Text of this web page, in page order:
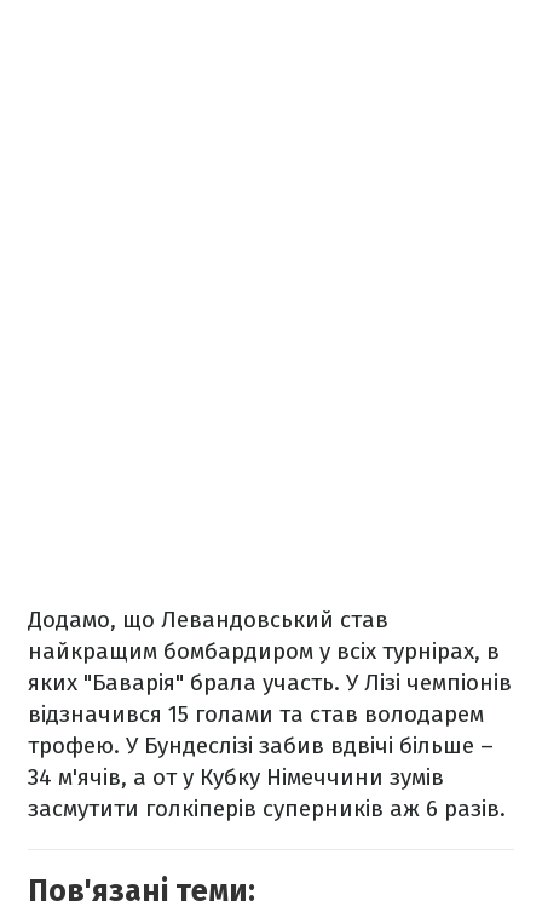
Додамо, що Левандовський став
найкращим бомбардиром у всіх турнірах, в
яких "Баварія" брала участь. У Лізі чемпіонів
відзначився 15 голами та став володарем
трофею. У Бундеслізі забив вдвічі більше –
34 м'ячів, а от у Кубку Німеччини зумів
засмутити голкіперів суперників аж 6 разів.
Пов'язані теми: